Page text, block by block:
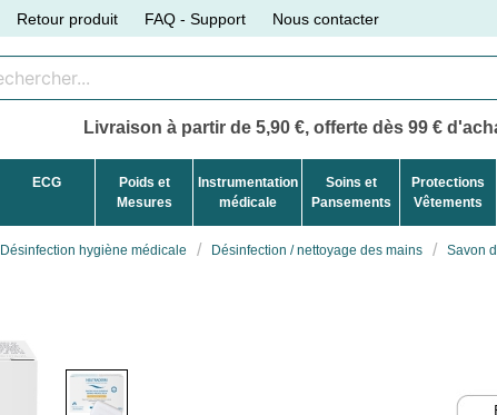
Retour produit FAQ - Support Nous contacter
Livraison à partir de 5,90 €, offerte dès 99 €
ECG
Poids et
Mesures
Instrumentation
médicale
Soins et
Pansements
Protections
Vêtements
Désinfection hygiène médicale Désinfection / nettoyage des mains Savon